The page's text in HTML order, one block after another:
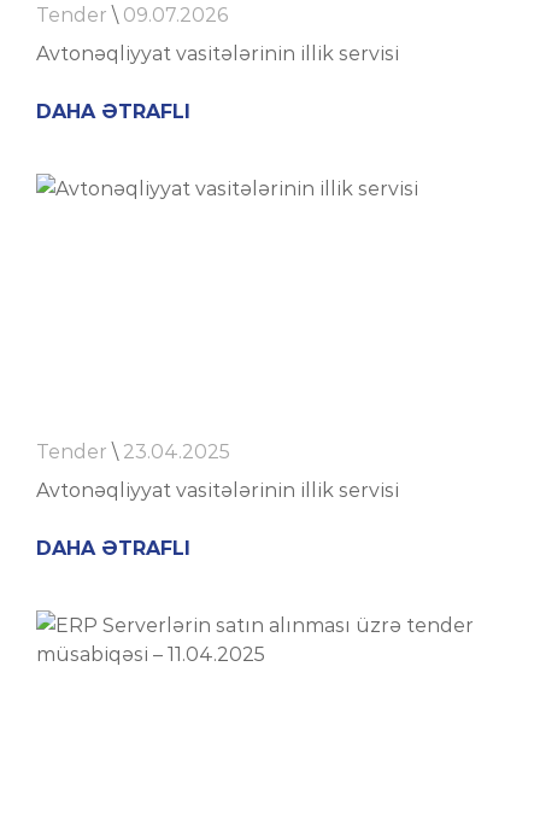
Tender\ 09.07.2026
Avtonəqliyyat vasitələrinin illik servisi
DAHA ƏTRAFLI
Tender\ 23.04.2025
Avtonəqliyyat vasitələrinin illik servisi
DAHA ƏTRAFLI